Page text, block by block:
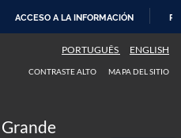
CONTENIDO
ACCESO A LA INFORMACIÓN
PORTUGUÊS ENGLISH
CONTRASTE ALTO MAPA DEL SITIO